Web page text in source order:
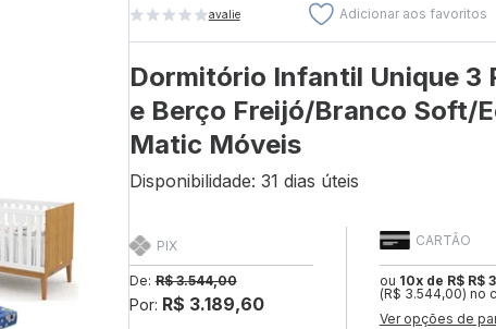
avalie Adicionar aos favoritos
Dormitório Infantil Unique 3
e Berço Freijó/Branco Soft/
Matic Móveis
Disponibilidade: 31 dias úteis
CARTÃO
ou 10x de R$ R$
(R$ 3.544,00) no
Ver opções de
PIX
De: R$ 3.544,00
Por: R$ 3.189,60